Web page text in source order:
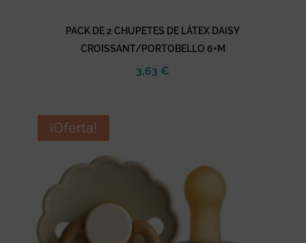
PACK DE 2 CHUPETES DE LÁTEX DAISY
CROISSANT/PORTOBELLO 6+M
3,63 €
¡Oferta!